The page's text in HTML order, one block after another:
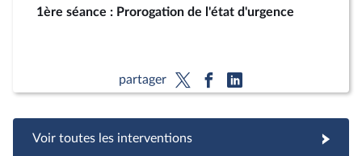
1ère séance : Prorogation de l'état d'urgence
partager
Voir toutes les interventions